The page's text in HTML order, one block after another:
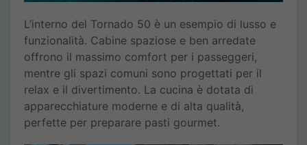
L’interno del Tornado 50 è un esempio di lusso e
funzionalità. Cabine spaziose e ben arredate
offrono il massimo comfort per i passeggeri,
mentre gli spazi comuni sono progettati per il
relax e il divertimento. La cucina è dotata di
apparecchiature moderne e di alta qualità,
perfette per preparare pasti gourmet.